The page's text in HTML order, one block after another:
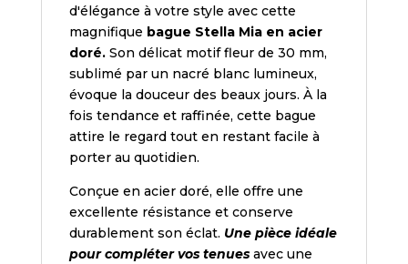
d'élégance à votre style avec cette
magnifique bague Stella Mia en acier
doré.Son délicat motif fleur de 30 mm,
sublimé par un nacré blanc lumineux,
évoque la douceur des beaux jours. À la
fois tendance et raffinée, cette bague
attire le regard tout en restant facile à
porter au quotidien.
Conçue en acier doré, elle offre une
excellente résistance et conserve
durablement son éclat. Une pièce idéale
pour compléter vos tenues avec une